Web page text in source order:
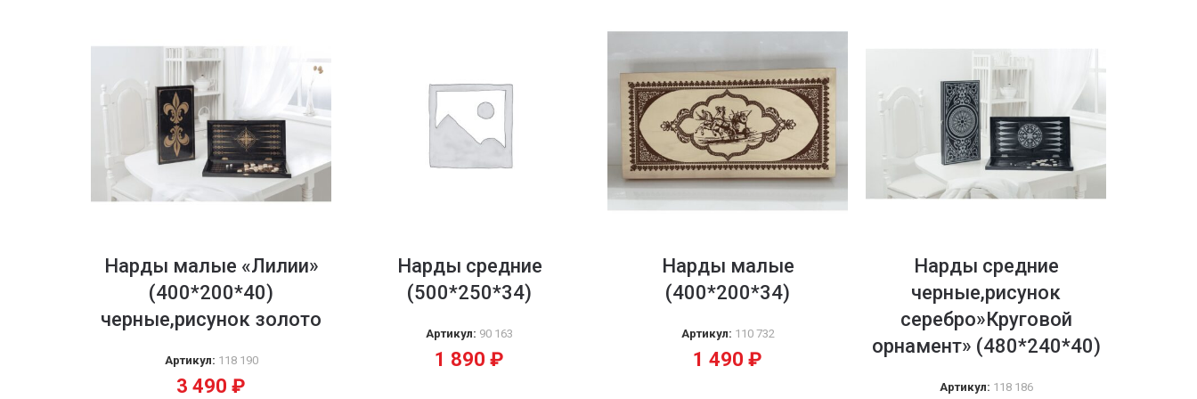
Нарды малые «Лилии»
(400*200*40)
черные,рисунок золото
Артикул: 118 190
3 490 ₽
Нарды средние
(500*250*34)
Артикул: 90 163
1 890 ₽
Нарды малые
(400*200*34)
Артикул: 110 732
1 490 ₽
Нарды средние
черные,рисунок
серебро»Круговой
орнамент» (480*240*40)
Артикул: 118 186